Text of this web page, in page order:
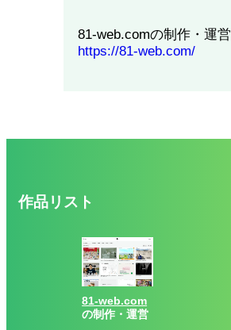
81-web.comの制作・運営
https://81-web.com/
作品リスト
81-web.com
の制作・運営